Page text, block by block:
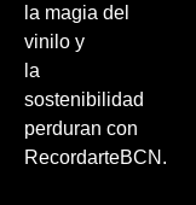
la magia del
vinilo y
la
sostenibilidad
perduran con
RecordarteBCN.